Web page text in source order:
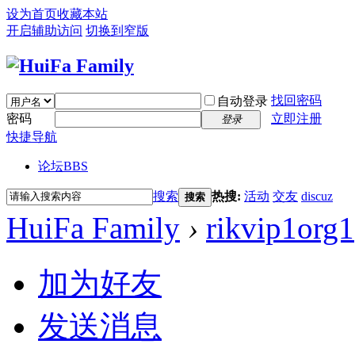
设为首页收藏本站
开启辅助访问 切换到窄版
自动登录 找回密码
密码
登录
立即注册
快捷导航
论坛BBS
搜索 搜索 热搜: 活动 交友 discuz
HuiFa Family › rikvip1org1
加为好友
发送消息